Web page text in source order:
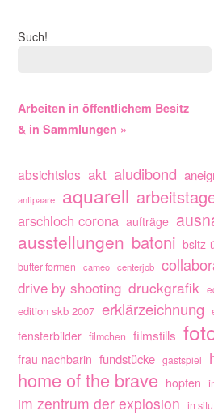
Such!
Arbeiten in öffentlichem Besitz
& in Sammlungen »
absichtslos akt aludibond
antipaare aquarell
arschloch corona aufträge
ausstellungen batoni bsltz-
butter formen cameo centerjob
drive by shooting druckgrafik
edition skb 2007 erklärzeichnung
fensterbilder filmchen filmstills
frau nachbarin fundstücke gastspiel
home of the brave hopfen
im zentrum der explosion in situ